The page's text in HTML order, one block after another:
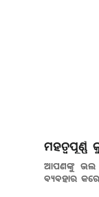
ଆପଣଙ୍କୁ ଭଲ
ବ୍ୟବହାର